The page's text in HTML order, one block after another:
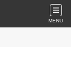
MENU